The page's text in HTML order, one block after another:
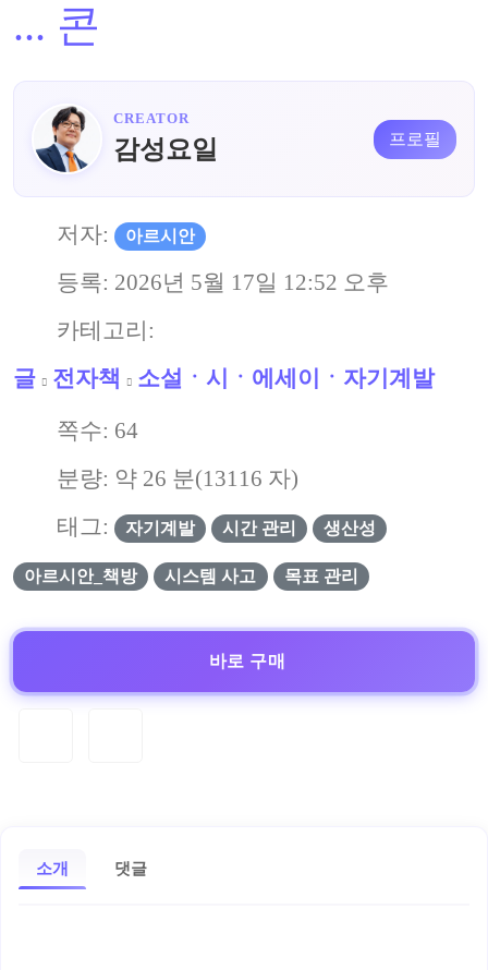
... 콘
CREATOR
감성요일 프로필
저자: 아르시안
등록: 2026년 5월 17일 12:52 오후
카테고리:
글
전자책 소설ㆍ시ㆍ에세이ㆍ자기계발
쪽수: 64
분량: 약 26 분(13116 자)
태그:
자기계발 시간 관리 생산성
아르시안_책방 시스템 사고 목표 관리
바로 구매
소개 댓글